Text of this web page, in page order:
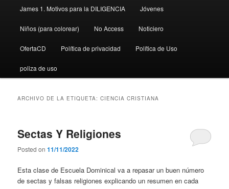
James 1. Motivos para la DILIGENCIA Jóvenes
Niños (para colorear) No Access Noticiero
OfertaCD Política de privacidad Política de Uso
poliza de uso
ARCHIVO DE LA ETIQUETA:CIENCIA CRISTIANA
Sectas Y Religiones
Posted on11/11/2022
Esta clase de Escuela Dominical va a repasar un buen número
de sectas y falsas religiones explicando un resumen en cada